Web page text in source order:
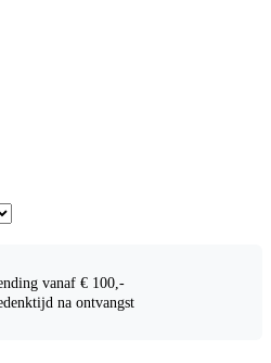
vanaf € 100,-
na ontvangst